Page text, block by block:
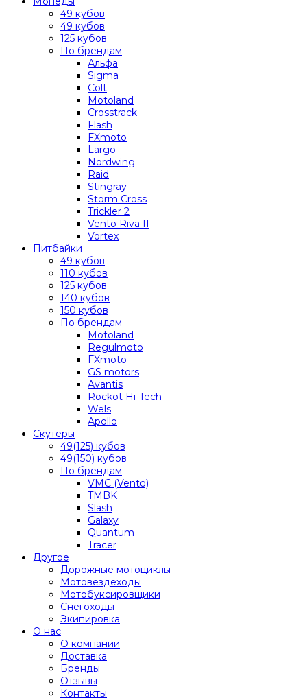
49 кубов
49 кубов
125 кубов
По брендам
Альфа
Sigma
Colt
Motoland
Crosstrack
Flash
FXmoto
Largo
Nordwing
Raid
Stingray
Storm Cross
Trickler 2
Vento Riva II
Vortex
Питбайки
49 кубов
110 кубов
125 кубов
140 кубов
150 кубов
По брендам
Motoland
Regulmoto
FXmoto
GS motors
Avantis
Rockot Hi-Tech
Wels
Apollo
Скутеры
49(125) кубов
49(150) кубов
По брендам
VMC (Vento)
TMBK
Slash
Galaxy
Quantum
Tracer
Другое
Дорожные мотоциклы
Мотовездеходы
Мотобуксировщики
Снегоходы
Экипировка
О нас
О компании
Доставка
Бренды
Отзывы
Контакты